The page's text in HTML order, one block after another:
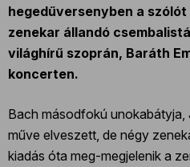
hegedűversenyben a
zenekar állandó
világhírű szoprán, Baráth
koncerten.
Bach másodfokú unokabátyja,
műve elveszett, de négy
kiadás óta meg-megjelenik a